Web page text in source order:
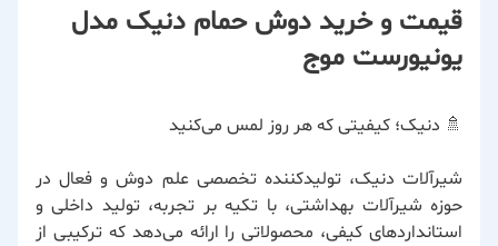
قیمت و خرید دوش حمام دنیک مدل
یونیورست موج
🚿 دنیک؛ کیفیتی که هر روز لمس می‌کنید
شیرآلات دنیک، تولیدکننده تخصصی علم دوش و فعال در
حوزه شیرآلات بهداشتی، با تکیه بر تجربه، تولید داخلی و
استانداردهای کیفی، محصولاتی را ارائه می‌دهد که ترکیبی از